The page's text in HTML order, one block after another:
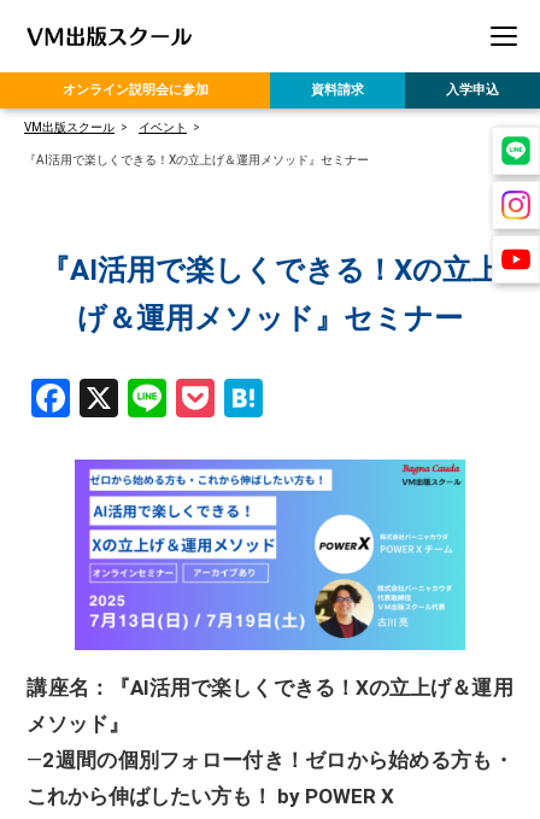
オンライン説明会に参加 資料請求 入学申込
VM出版スクール イベント
『AI活用で楽しくできる！Xの立上げ＆運用メソッド』セミナー
『AI活用で楽しくできる！Xの立上
げ＆運用メソッド』セミナー
Facebook
X LinePocket
講座名：『AI活用で楽しくできる！Xの立上げ＆運用
メソッド』
―2週間の個別フォロー付き！ゼロから始める方も・
これから伸ばしたい方も！ by POWER X